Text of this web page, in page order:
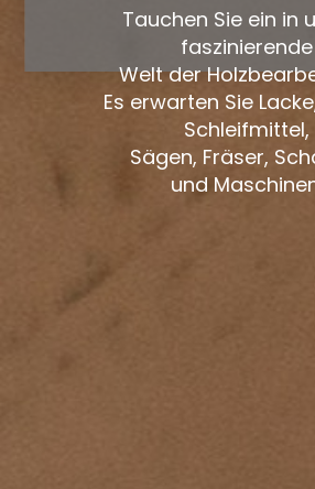
Tauchen Sie ein in
faszinierende
Welt der
Es erwarten Sie
Schleifmittel,
Sägen, Fräser,
und